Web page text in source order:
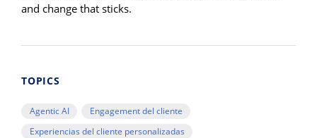
and change that sticks.
TOPICS
Agentic AI
Engagement del cliente
Experiencias del cliente personalizadas